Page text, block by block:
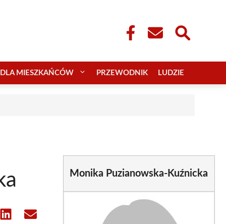
DLA MIESZKAŃCÓW PRZEWODNIK LUDZIE
Share Share
Monika Puzianowska-Kuźnicka